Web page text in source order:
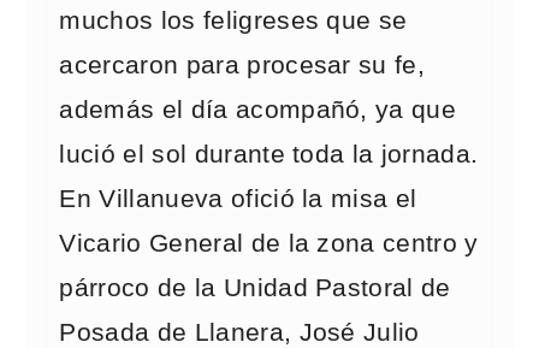
muchos los feligreses que se
acercaron para procesar su fe,
además el día acompañó, ya que
lució el sol durante toda la jornada.
En Villanueva ofició la misa el
Vicario General de la zona centro y
párroco de la Unidad Pastoral de
Posada de Llanera, José Julio